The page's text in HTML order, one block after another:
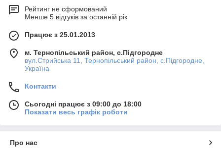
Рейтинг не сформований
Менше 5 відгуків за останній рік
Працює з 25.01.2013
м. Тернопільський район, с.Підгородне
вул.Стрийська 11, Тернопільський район, с.Підгородне,
Україна
Контакти
Сьогодні працює з 09:00 до 18:00
Показати весь графік роботи
Про нас